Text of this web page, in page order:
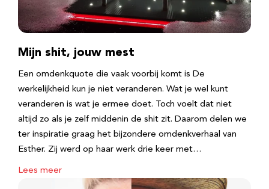
Mijn shit, jouw mest
Een omdenkquote die vaak voorbij komt is De
werkelijkheid kun je niet veranderen. Wat je wel kunt
veranderen is wat je ermee doet. Toch voelt dat niet
altijd zo als je zelf middenin de shit zit. Daarom delen we
ter inspiratie graag het bijzondere omdenkverhaal van
Esther. Zij werd op haar werk drie keer met…
Lees meer